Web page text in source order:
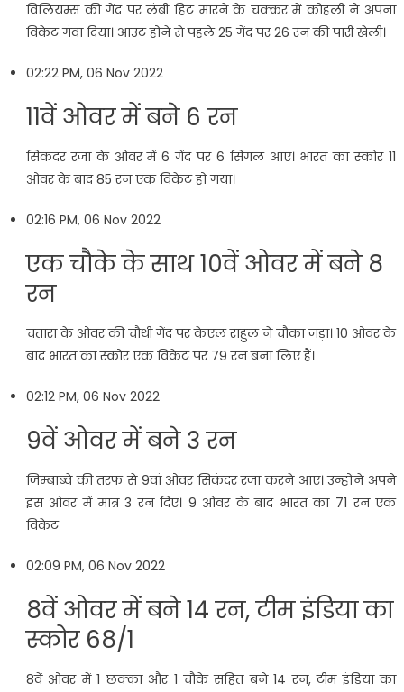
विलियम्स की गेंद पर लंबी हिट मारने के चक्कर में कोहली ने अपना
विकेट गंवा दिया। आउट होने से पहले 25 गेंद पर 26 रन की पारी खेली।
02:22 PM, 06 Nov 2022
11वें ओवर में बने 6 रन
सिकंदर रजा के ओवर में 6 गेंद पर 6 सिंगल आए। भारत का स्कोर 11
ओवर के बाद 85 रन एक विकेट हो गया।
02:16 PM, 06 Nov 2022
एक चौके के साथ 10वें ओवर में बने 8
रन
चतारा के ओवर की चौथी गेंद पर केएल राहुल ने चौका जड़ा। 10 ओवर के
बाद भारत का स्कोर एक विकेट पर 79 रन बना लिए हैं।
02:12 PM, 06 Nov 2022
9वें ओवर में बने 3 रन
जिम्बाब्वे की तरफ से 9वां ओवर सिकंदर रजा करने आए। उन्होंने अपने
इस ओवर में मात्र 3 रन दिए। 9 ओवर के बाद भारत का 71 रन एक
विकेट
02:09 PM, 06 Nov 2022
8वें ओवर में बने 14 रन, टीम इंडिया का
स्कोर 68/1
8वें ओवर में 1 छक्का और 1 चौके सहित बने 14 रन, टीम इंडिया का